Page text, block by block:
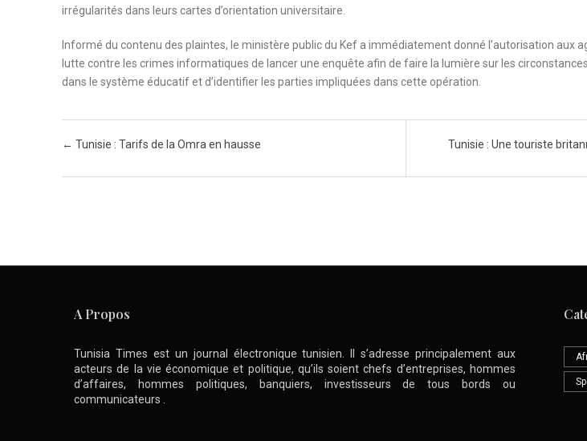
irrégularités dans leurs cartes d’orientation universitaire.
Informé du contenu des plaintes, le ministère public du Kef a immédiatement donné l’autorisation aux
lutte contre les crimes informatiques de lancer une enquête afin de faire la lumière sur les
dans le système éducatif et d’identifier les parties impliquées dans cette opération.
Post navigation
← Tunisie : Tarifs de la Omra en hausse
Tunisie : Une touriste
A Propos
Tunisia Times est un journal électronique tunisien. Il s’adresse principalement aux
acteurs de la vie économique et politique, qu’ils soient chefs d’entreprises, hommes
d’affaires, hommes politiques, banquiers, investisseurs de tous bords ou
communicateurs .